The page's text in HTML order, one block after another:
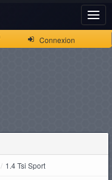
Connexion
1.4 Tsi Sport